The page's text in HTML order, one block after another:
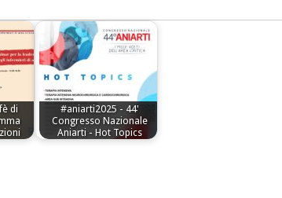
di
#aniarti2025 - 44'
Congresso Nazionale
Aniarti - Hot Topics